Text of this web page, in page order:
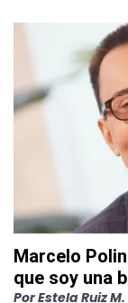
Marcelo
que soy una
PorEstela Ruiz M.